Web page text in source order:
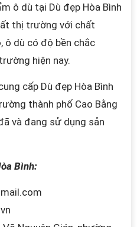
ô dù tại Dù đẹp Hòa Bình
thị trường với chất
ô dù có độ bền chắc
hiện nay.
cấp Dù đẹp Hòa Bình
thành phố Cao Bằng
và đang sử dụng sản
Bình: